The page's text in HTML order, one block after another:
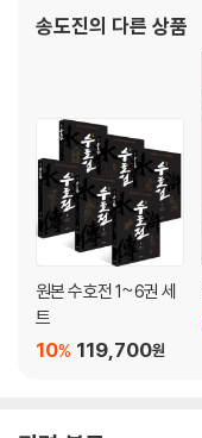
송도진의 다른 상품
원본 수호전 1~6권 세
트
119,700원
10%